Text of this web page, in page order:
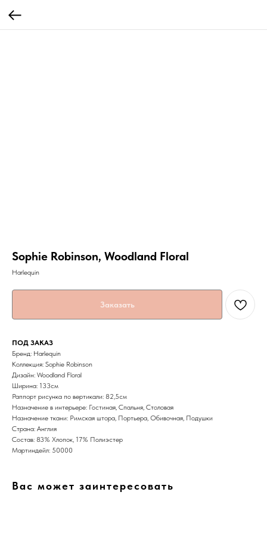
Sophie Robinson, Woodland Floral
Harlequin
Заказать
ПОД ЗАКАЗ
Бренд: Harlequin
Коллекция: Sophie Robinson
Дизайн: Woodland Floral
Ширина: 133см
Раппорт рисунка по вертикали: 82,5см
Назначение в интерьере: Гостиная, Спальня, Столовая
Назначение ткани: Римская штора, Портьера, Обивочная, Подушки
Страна: Англия
Состав: 83% Хлопок, 17% Полиэстер
Мартиндейл: 50000
Вас может заинтересовать